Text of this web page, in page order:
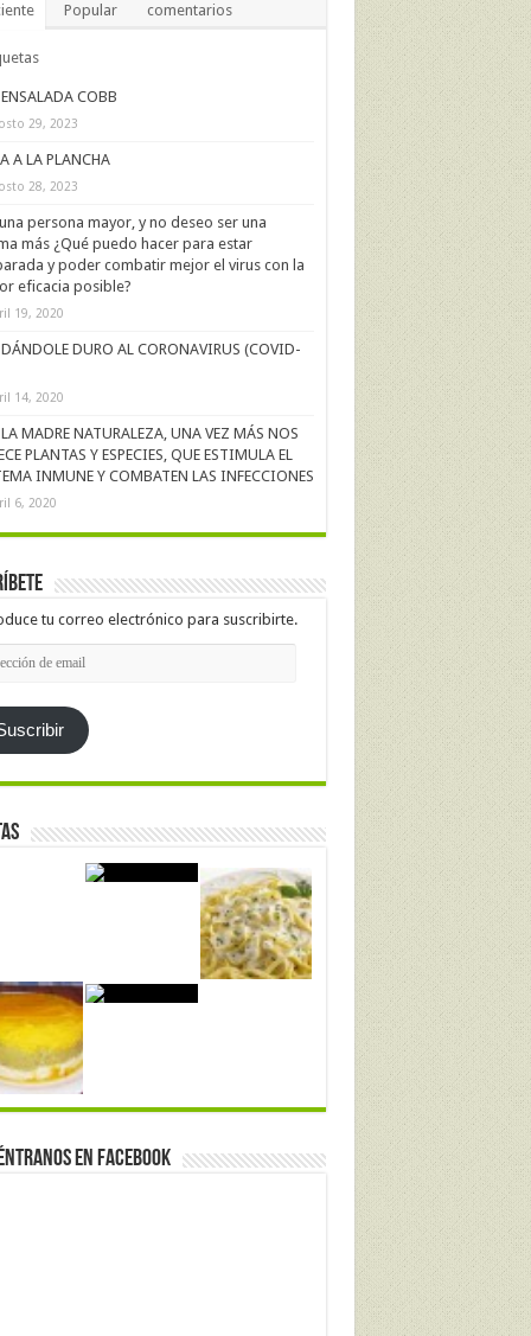
Popular comentarios
ENSALADA COBB
29, 2023
A LA PLANCHA
28, 2023
persona mayor, y no deseo ser una
más ¿Qué puedo hacer para estar
y poder combatir mejor el virus con la
eficacia posible?
19, 2020
DÁNDOLE DURO AL CORONAVIRUS (COVID-
14, 2020
LA MADRE NATURALEZA, UNA VEZ MÁS NOS
PLANTAS Y ESPECIES, QUE ESTIMULA EL
INMUNE Y COMBATEN LAS INFECCIONES
6, 2020
tu correo electrónico para suscribirte.
en Facebook